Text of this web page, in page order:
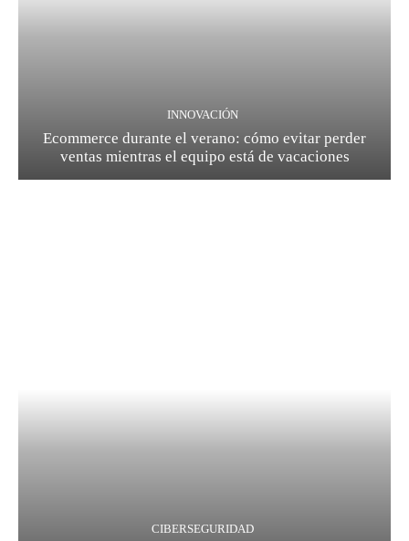
INNOVACIÓN
Ecommerce durante el verano: cómo evitar perder
ventas mientras el equipo está de vacaciones
CIBERSEGURIDAD